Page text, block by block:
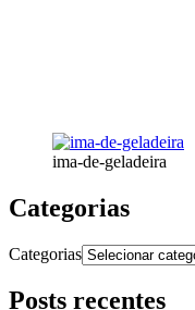
ima-de-geladeira
Categorias
Categorias
Posts recentes